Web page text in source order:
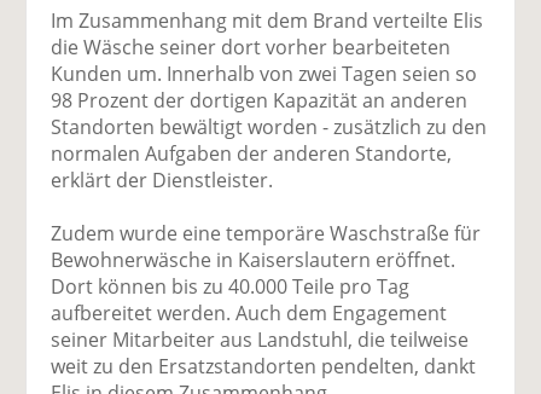
Im Zusammenhang mit dem Brand verteilte Elis
die Wäsche seiner dort vorher bearbeiteten
Kunden um. Innerhalb von zwei Tagen seien so
98 Prozent der dortigen Kapazität an anderen
Standorten bewältigt worden - zusätzlich zu den
normalen Aufgaben der anderen Standorte,
erklärt der Dienstleister.
Zudem wurde eine temporäre Waschstraße für
Bewohnerwäsche in Kaiserslautern eröffnet.
Dort können bis zu 40.000 Teile pro Tag
aufbereitet werden. Auch dem Engagement
seiner Mitarbeiter aus Landstuhl, die teilweise
weit zu den Ersatzstandorten pendelten, dankt